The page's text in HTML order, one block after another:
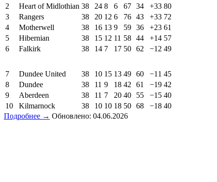
2
Heart of Midlothian 38 24 8 6 67 34 +33 80
3
Rangers 38 20 12 6 76 43 +33 72
4
Motherwell 38 16 13 9 59 36 +23 61
5
Hibernian 38 15 12 11 58 44 +14 57
6
Falkirk 38 14 7 17 50 62 −12 49
7 Dundee United 38 10 15 13 49 60 −11 45
8
Dundee 38 11 9 18 42 61 −19 42
9
Aberdeen 38 11 7 20 40 55 −15 40
10
Kilmarnock 38 10 10 18 50 68 −18 40
Подробнее → Обновлено: 04.06.2026